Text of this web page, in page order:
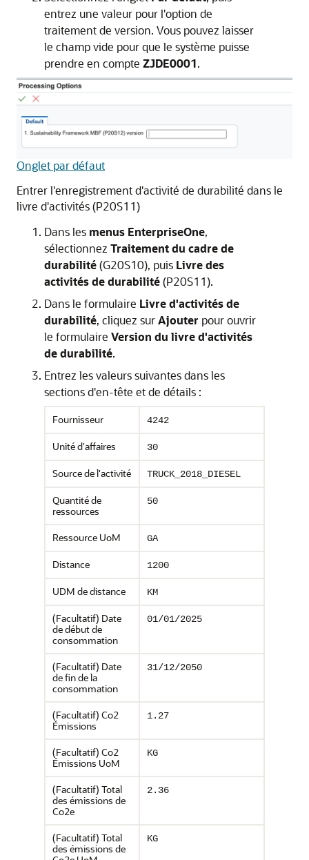
entrez une valeur pour l'option de
traitement de version. Vous pouvez laisser
le champ vide pour que le système puisse
prendre en compte ZJDE0001.
Onglet par défaut
Entrer l'enregistrement d'activité de durabilité dans le
livre d'activités (P20S11)
Dans les menus EnterpriseOne,
sélectionnez Traitement du cadre de
durabilité(G20S10), puis Livre des
activités de durabilité(P20S11).
Dans le formulaire Livre d'activités de
durabilité, cliquez surAjouter pour ouvrir
le formulaire Version du livre d'activités
de durabilité.
Entrez les valeurs suivantes dans les
sections d'en-tête et de détails :
Fournisseur 4242
Unité d'affaires 30
Source de l'activité TRUCK_2018_DIESEL
Quantité de
ressources
50
Ressource UoM GA
Distance 1200
UDM de distance KM
(Facultatif) Date
de début de
consommation
01/01/2025
(Facultatif) Date
de fin de la
consommation
31/12/2050
(Facultatif) Co2
Émissions
1.27
(Facultatif) Co2
Émissions UoM
KG
(Facultatif) Total
des émissions de
Co2e
2.36
(Facultatif) Total
des émissions de
KG